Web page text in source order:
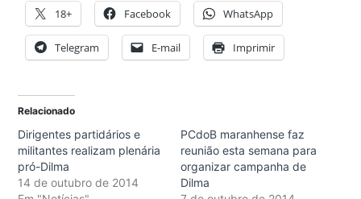
18+ Facebook WhatsApp
Telegram E-mail Imprimir
Relacionado
Dirigentes partidários e
militantes realizam plenária
pró-Dilma
14 de outubro de 2014
PCdoB maranhense faz
reunião esta semana para
organizar campanha de
Dilma